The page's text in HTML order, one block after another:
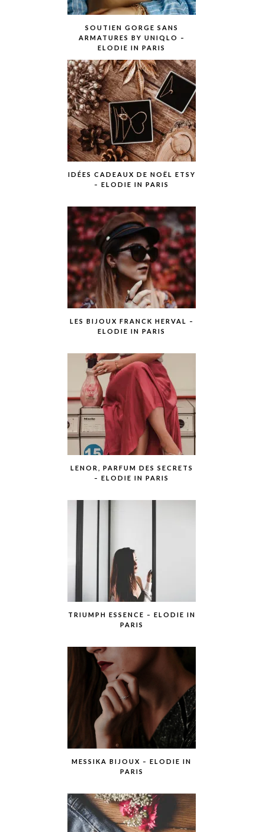
SOUTIEN GORGE SANS
ARMATURES BY UNIQLO –
ELODIE IN PARIS
IDÉES CADEAUX DE NOËL ETSY
– ELODIE IN PARIS
LES BIJOUX FRANCK HERVAL –
ELODIE IN PARIS
LENOR, PARFUM DES SECRETS
– ELODIE IN PARIS
TRIUMPH ESSENCE – ELODIE IN
PARIS
MESSIKA BIJOUX – ELODIE IN
PARIS